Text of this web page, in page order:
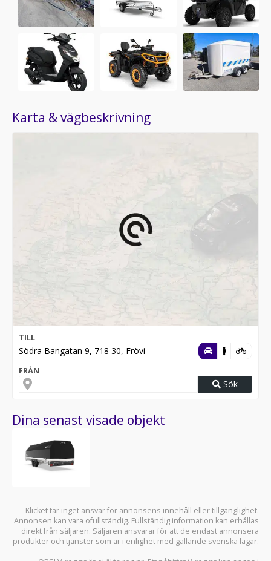
Karta & vägbeskrivning
TILL
Södra Bangatan 9, 718 30, Frövi
FRÅN
Sök
Dina senast visade objekt
Klicket tar inget ansvar för annonsens innehåll eller tillgänglighet.
Annonsen kan vara ofullständig. Fullständig information kan erhållas
direkt från säljaren. Säljaren ansvarar för att de endast annonsera
produkter och tjänster som är i enlighet med gällande svenska lagar.